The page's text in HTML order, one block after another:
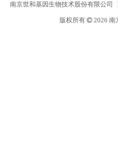
南京世和基因生物技术股份有限公司
版权所有  2026 南